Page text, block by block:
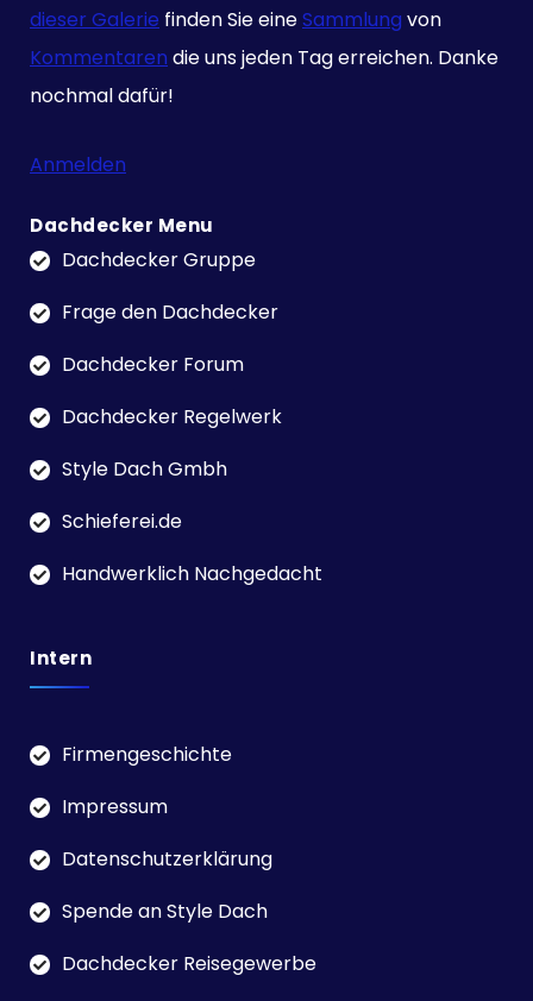
dieser Galerie finden Sie eineSammlung von
Kommentaren die uns jeden Tag erreichen. Danke
nochmal dafür!
Anmelden
Dachdecker Menu
Dachdecker Gruppe
Frage den Dachdecker
Dachdecker Forum
Dachdecker Regelwerk
Style Dach Gmbh
Schieferei.de
Handwerklich Nachgedacht
Intern
Firmengeschichte
Impressum
Datenschutzerklärung
Spende an Style Dach
Dachdecker Reisegewerbe